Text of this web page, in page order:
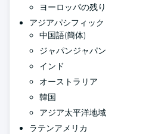
ヨーロッパの残り
アジアパシフィック
中国語(簡体)
ジャパンジャパン
インド
オーストラリア
韓国
アジア太平洋地域
ラテンアメリカ